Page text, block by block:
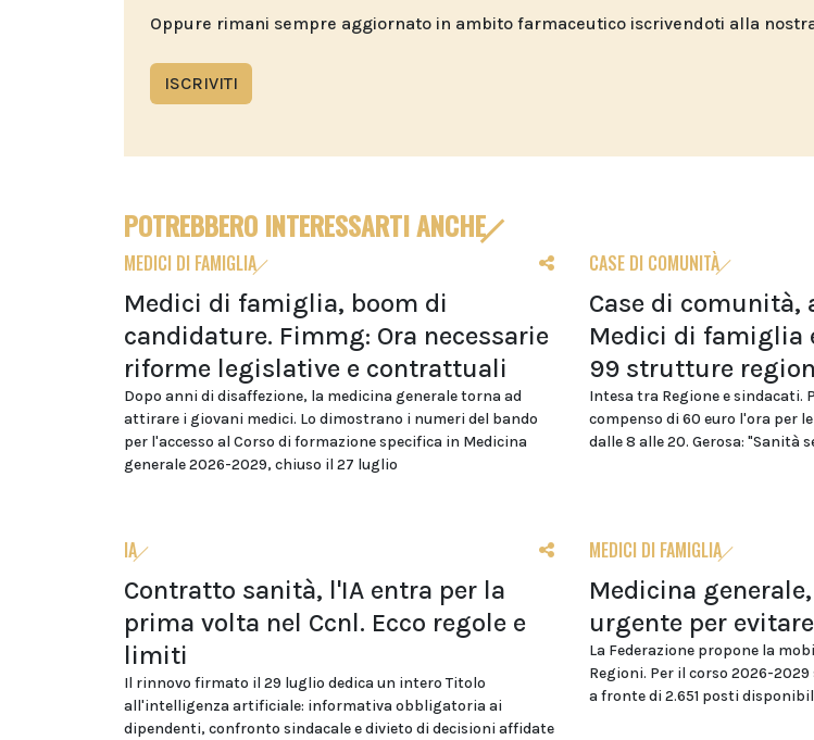
Oppure rimani sempre aggiornato in ambito farmaceutico iscrivendoti alla
ISCRIVITI
POTREBBERO INTERESSARTI ANCHE
MEDICI DI FAMIGLIA
Medici di famiglia, boom di
candidature. Fimmg: Ora necessarie
riforme legislative e contrattuali
Dopo anni di disaffezione, la medicina generale torna ad
attirare i giovani medici. Lo dimostrano i numeri del bando
per l'accesso al Corso di formazione specifica in Medicina
generale 2026-2029, chiuso il 27 luglio
CASE DI COMUNITÀ
Case di comunità,
Medici di famiglia
99 strutture
Intesa tra Regione e sindacati.
compenso di 60 euro l'ora per
dalle 8 alle 20. Gerosa: "Sanità
IA
Contratto sanità, l'IA entra per la
prima volta nel Ccnl. Ecco regole e
limiti
Il rinnovo firmato il 29 luglio dedica un intero Titolo
all'intelligenza artificiale: informativa obbligatoria ai
dipendenti, confronto sindacale e divieto di decisioni affidate
MEDICI DI FAMIGLIA
Medicina
urgente per
La Federazione propone la
Regioni. Per il corso 2026-
a fronte di 2.651 posti